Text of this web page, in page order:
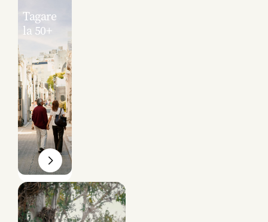
Tagare
la 50+